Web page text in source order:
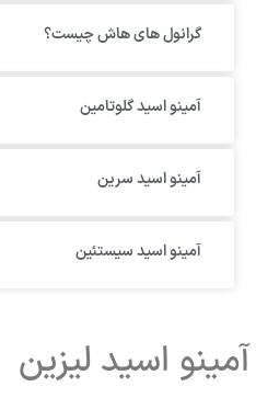
گرانول های هاش چیست؟
آمینو اسید گلوتامین
آمینو اسید سرین
آمینو اسید سیستئین
اسید لیزین